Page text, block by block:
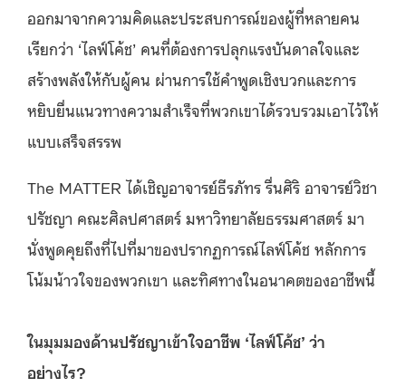
ออกมาจากความคิดและประสบการณ์ของผู้ที่หลายคน
เรียกว่า ‘ไลฟ์โค้ช’ คนที่ต้องการปลุกแรงบันดาลใจและ
สร้างพลังให้กับผู้คน ผ่านการใช้คำพูดเชิงบวกและการ
หยิบยื่นแนวทางความสำเร็จที่พวกเขาได้รวบรวมเอาไว้ให้
แบบเสร็จสรรพ
The MATTER ได้เชิญอาจารย์ธีรภัทร รื่นศิริ อาจารย์วิชา
ปรัชญา คณะศิลปศาสตร์ มหาวิทยาลัยธรรมศาสตร์ มา
นั่งพูดคุยถึงที่ไปที่มาของปรากฏการณ์ไลฟ์โค้ช หลักการ
โน้มน้าวใจของพวกเขา และทิศทางในอนาคตของอาชีพนี้
ในมุมมองด้านปรัชญาเข้าใจอาชีพ ‘ไลฟ์โค้ช’ ว่า
อย่างไร?